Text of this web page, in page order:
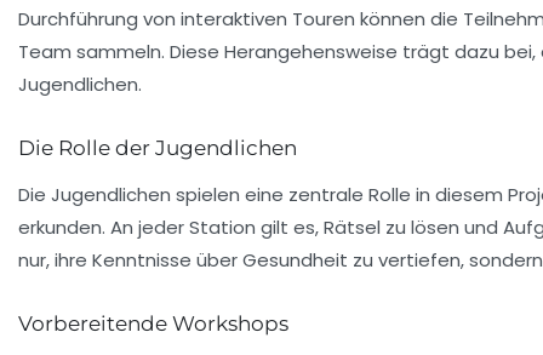
Durchführung von interaktiven Touren können die
Team sammeln. Diese Herangehensweise trägt dazu
Jugendlichen.
Die Rolle der Jugendlichen
Die Jugendlichen spielen eine zentrale Rolle in diesem
erkunden. An jeder Station gilt es,Rätsel zu lösen und
nur, ihre Kenntnisse über Gesundheit zu vertiefen,
Vorbereitende Workshops